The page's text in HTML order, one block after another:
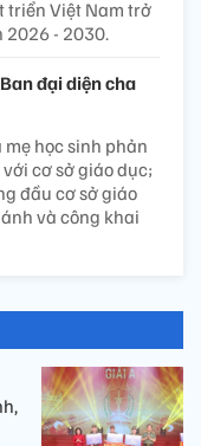
triển Việt Nam trở
2026 - 2030.
đại diện cha
học sinh phản
cơ sở giáo dục;
đầu cơ sở giáo
và công khai